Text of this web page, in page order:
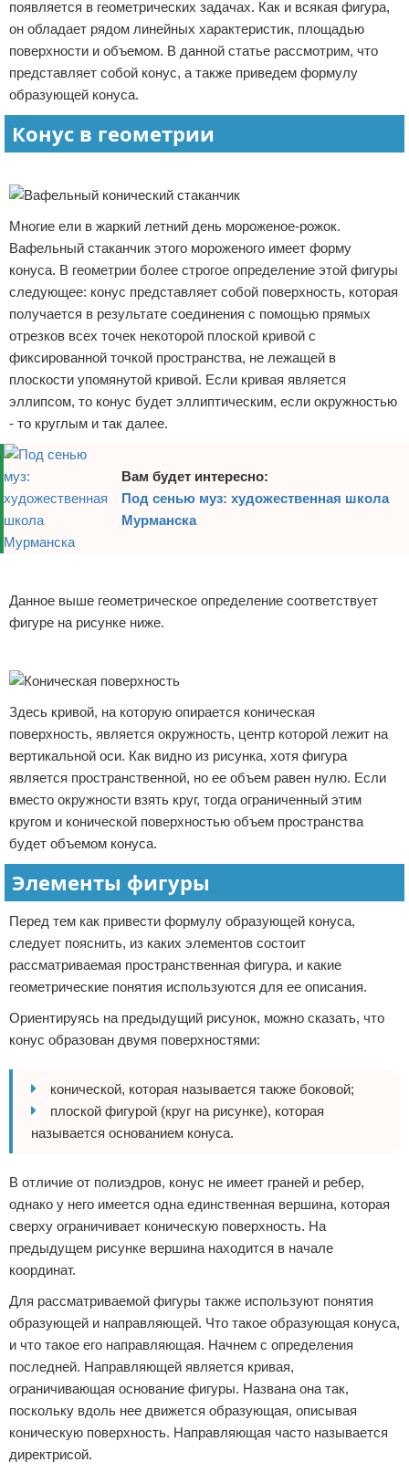
Отказ от ответственности
появляется в геометрических задачах. Как и всякая фигура,
он обладает рядом линейных характеристик, площадью
поверхности и объемом. В данной статье рассмотрим, что
представляет собой конус, а также приведем формулу
образующей конуса.
Конус в геометрии
Многие ели в жаркий летний день мороженое-рожок.
Вафельный стаканчик этого мороженого имеет форму
конуса. В геометрии более строгое определение этой фигуры
следующее: конус представляет собой поверхность, которая
получается в результате соединения с помощью прямых
отрезков всех точек некоторой плоской кривой с
фиксированной точкой пространства, не лежащей в
плоскости упомянутой кривой. Если кривая является
эллипсом, то конус будет эллиптическим, если окружностью
- то круглым и так далее.
Вам будет интересно:
Под сенью муз: художественная школа
Мурманска
Данное выше геометрическое определение соответствует
фигуре на рисунке ниже.
Здесь кривой, на которую опирается коническая
поверхность, является окружность, центр которой лежит на
вертикальной оси. Как видно из рисунка, хотя фигура
является пространственной, но ее объем равен нулю. Если
вместо окружности взять круг, тогда ограниченный этим
кругом и конической поверхностью объем пространства
будет объемом конуса.
Элементы фигуры
Перед тем как привести формулу образующей конуса,
следует пояснить, из каких элементов состоит
рассматриваемая пространственная фигура, и какие
геометрические понятия используются для ее описания.
Ориентируясь на предыдущий рисунок, можно сказать, что
конус образован двумя поверхностями:
конической, которая называется также боковой;
плоской фигурой (круг на рисунке), которая
называется основанием конуса.
В отличие от полиэдров, конус не имеет граней и ребер,
однако у него имеется одна единственная вершина, которая
сверху ограничивает коническую поверхность. На
предыдущем рисунке вершина находится в начале
координат.
Для рассматриваемой фигуры также используют понятия
образующей и направляющей. Что такое образующая конуса,
и что такое его направляющая. Начнем с определения
последней. Направляющей является кривая,
ограничивающая основание фигуры. Названа она так,
поскольку вдоль нее движется образующая, описывая
коническую поверхность. Направляющая часто называется
директрисой.